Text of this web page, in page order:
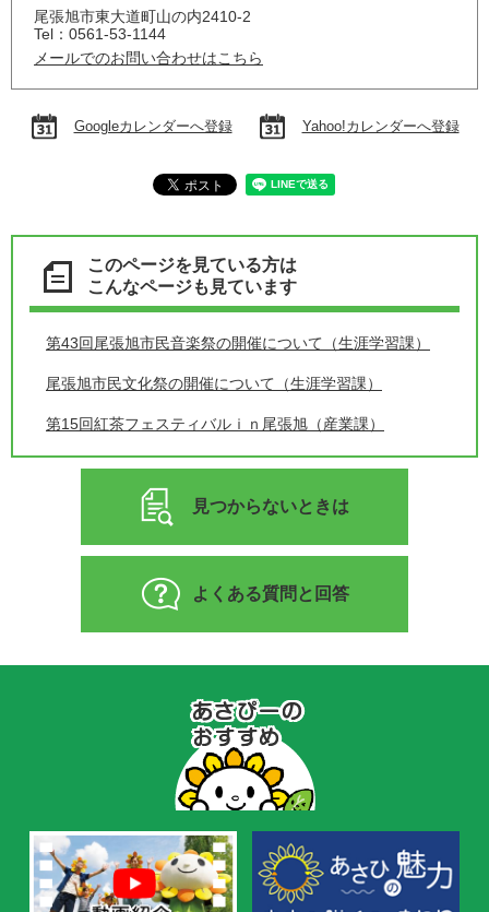
尾張旭市東大道町山の内2410-2
Tel：0561-53-1144
メールでのお問い合わせはこちら
Googleカレンダーへ登録 Yahoo!カレンダーへ登録
このページを見ている方は
こんなページも見ています
第43回尾張旭市民音楽祭の開催について（生涯学習課）
尾張旭市民文化祭の開催について（生涯学習課）
第15回紅茶フェスティバルｉｎ尾張旭（産業課）
見つからないときは
よくある質問と回答
の
お
す
め